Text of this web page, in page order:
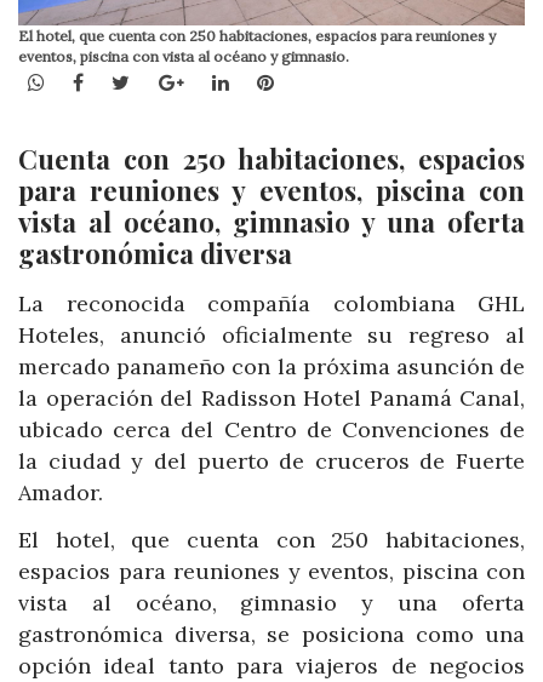
El hotel, que cuenta con 250 habitaciones, espacios para reuniones y
eventos, piscina con vista al océano y gimnasio.
WhatsApp
Facebook
TwitterGoogle+LinkedInPinterest
Cuenta con 250 habitaciones, espacios
para reuniones y eventos, piscina con
vista al océano, gimnasio y una oferta
gastronómica diversa
La reconocida compañía colombiana GHL
Hoteles, anunció oficialmente su regreso al
mercado panameño con la próxima asunción de
la operación del Radisson Hotel Panamá Canal,
ubicado cerca del Centro de Convenciones de
la ciudad y del puerto de cruceros de Fuerte
Amador.
El hotel, que cuenta con 250 habitaciones,
espacios para reuniones y eventos, piscina con
vista al océano, gimnasio y una oferta
gastronómica diversa, se posiciona como una
opción ideal tanto para viajeros de negocios